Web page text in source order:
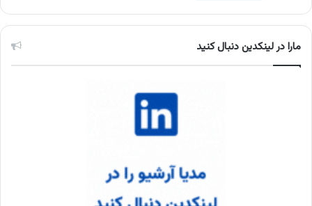
مارا در لینکدین دنبال کنید